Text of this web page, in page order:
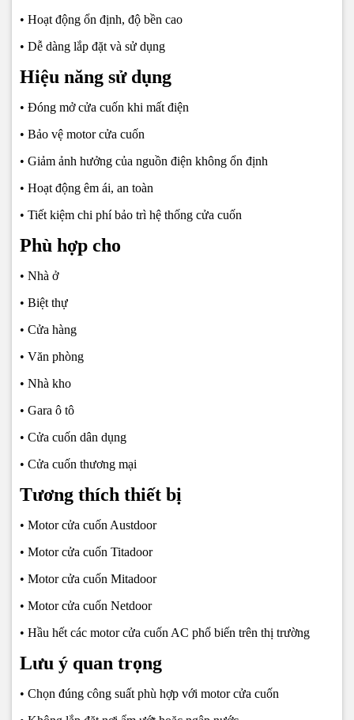
• Hoạt động ổn định, độ bền cao
• Dễ dàng lắp đặt và sử dụng
Hiệu năng sử dụng
• Đóng mở cửa cuốn khi mất điện
• Bảo vệ motor cửa cuốn
• Giảm ảnh hưởng của nguồn điện không ổn định
• Hoạt động êm ái, an toàn
• Tiết kiệm chi phí bảo trì hệ thống cửa cuốn
Phù hợp cho
• Nhà ở
• Biệt thự
• Cửa hàng
• Văn phòng
• Nhà kho
• Gara ô tô
• Cửa cuốn dân dụng
• Cửa cuốn thương mại
Tương thích thiết bị
• Motor cửa cuốn Austdoor
• Motor cửa cuốn Titadoor
• Motor cửa cuốn Mitadoor
• Motor cửa cuốn Netdoor
• Hầu hết các motor cửa cuốn AC phổ biến trên thị trường
Lưu ý quan trọng
• Chọn đúng công suất phù hợp với motor cửa cuốn